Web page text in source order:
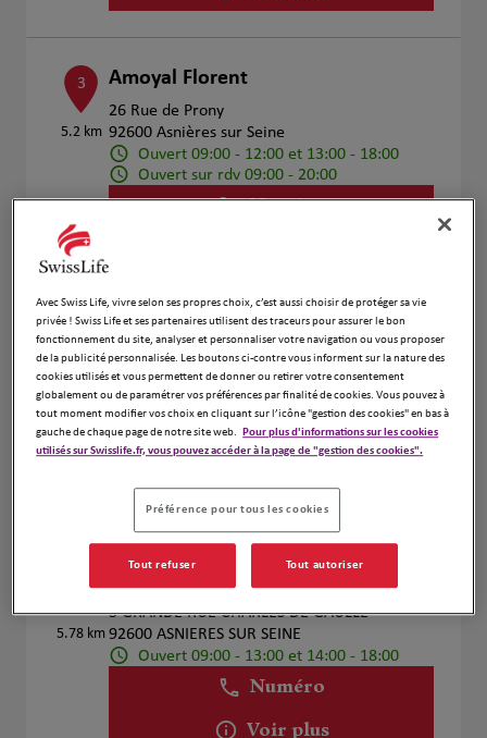
3
5.2 km
Amoyal Florent
26 Rue de Prony
92600 Asnières sur Seine
Ouvert 09:00 - 12:00 et 13:00 - 18:00
Ouvert sur rdv 09:00 - 20:00
Numéro
4
5.34 km
Edouard de Douglas
41 rue du 22 septembre
92400 Courbevoie
Ouvert 08:30 - 19:00
Numéro
Voir plus
5.78 km
HERMABEISSIERE Laurent
3 GRANDE RUE CHARLES DE GAULLE
92600 ASNIERES SUR SEINE
Ouvert 09:00 - 13:00 et 14:00 - 18:00
Numéro
Voir plus
Avec Swiss Life, vivre selon ses propres choix, c’est aussi choisir de protéger sa vie
privée ! Swiss Life et ses partenaires utilisent des traceurs pour assurer le bon
fonctionnement du site, analyser et personnaliser votre navigation ou vous proposer
de la publicité personnalisée. Les boutons ci-contre vous informent sur la nature des
cookies utilisés et vous permettent de donner ou retirer votre consentement
globalement ou de paramétrer vos préférences par finalité de cookies. Vous pouvez à
tout moment modifier vos choix en cliquant sur l’icône "gestion des cookies" en bas à
gauche de chaque page de notre site web. Pour plus d'informations sur les cookies
utilisés sur Swisslife.fr, vous pouvez accéder à la page de "gestion des cookies".
Préférence pour tous les cookies
Tout refuser Tout autoriser